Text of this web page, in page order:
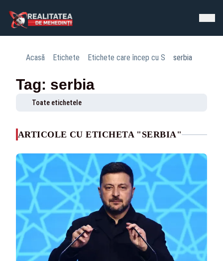
Acasă Etichete Etichete care încep cu S serbia
Tag: serbia
Toate etichetele
ARTICOLE CU ETICHETA "SERBIA"